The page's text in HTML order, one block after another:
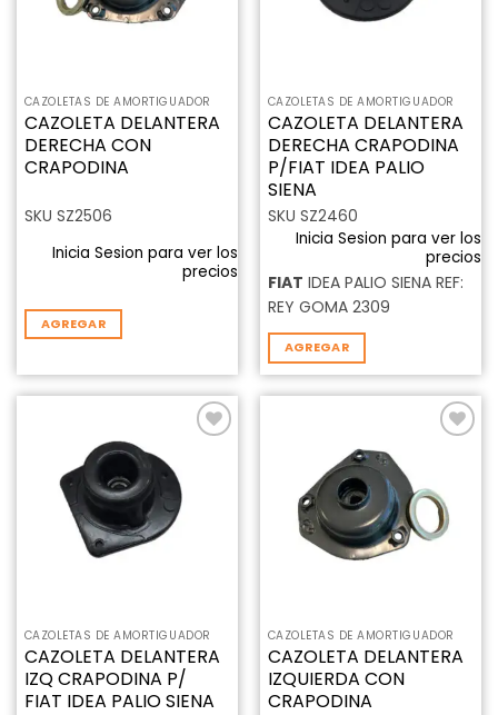
CAZOLETAS DE AMORTIGUADOR
CAZOLETA DELANTERA
DERECHA CON
CRAPODINA
SKU SZ2506
Inicia Sesion para ver los
precios
AGREGAR
CAZOLETAS DE AMORTIGUADOR
CAZOLETA DELANTERA
DERECHA CRAPODINA
P/FIAT IDEA PALIO
SIENA
SKU SZ2460
Inicia Sesion para ver los
precios
FIAT IDEA PALIO SIENA REF:
REY GOMA 2309
AGREGAR
lista de
deseos
CAZOLETAS DE AMORTIGUADOR
CAZOLETA DELANTERA
IZQ CRAPODINA P/
FIAT IDEA PALIO SIENA
deseos
CAZOLETAS DE AMORTIGUADOR
CAZOLETA DELANTERA
IZQUIERDA CON
CRAPODINA